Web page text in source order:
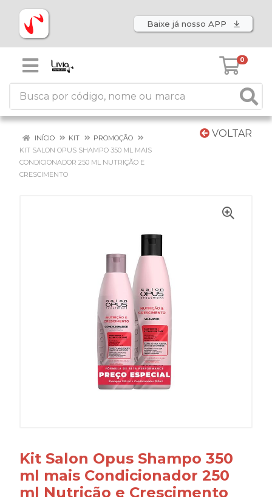
Baixe já nosso APP
0
VOLTAR
INÍCIO KIT
PROMOÇÃO
KIT SALON OPUS SHAMPO 350 ML MAIS
CONDICIONADOR 250 ML NUTRIÇÃO E
CRESCIMENTO
Kit Salon Opus Shampo 350
ml mais Condicionador 250
ml Nutrição e Crescimento